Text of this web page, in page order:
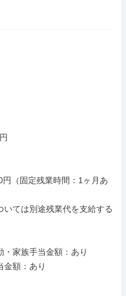
（固定残業時間：1ヶ月あ
いては別途残業代を支給する
家族手当金額：あり
金額：あり